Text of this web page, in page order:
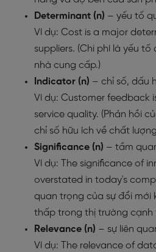
Determinant (n) – yếu tố
Ví dụ: Cost is a major
suppliers. (Chi phí là yếu
nhà cung cấp.)
Indicator (n) – chỉ số, dấu
Ví dụ: Customer feedback
service quality. (Phản hồi
chỉ số hữu ích về chất
Significance (n) – tầm
Ví dụ: The significance of
overstated in today's
quan trọng của sự đổi mới
thấp trong thị trường cạnh
Relevance (n) – sự liên
Ví dụ: The relevance of